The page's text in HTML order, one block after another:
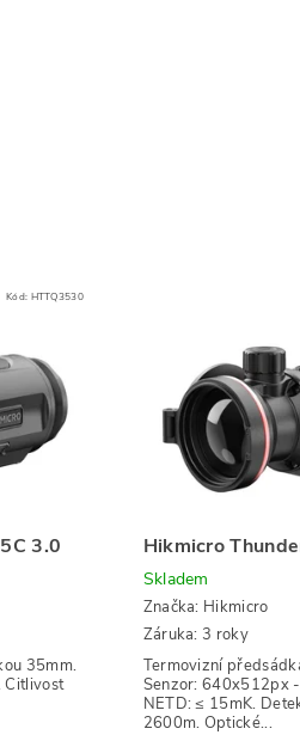
Kód: HTTQ3530
3.0
35mm.
Citlivost
Hikmicro
Skladem
Značka: Hikmicro
Záruka: 3 roky
Termovizní
Senzor: 640x512px
NETD: ≤ 15mK.
2600m. Optické...